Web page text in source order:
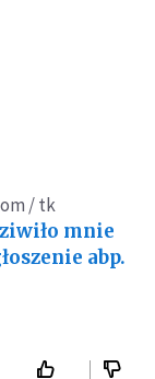
/ tk
mnie
abp.